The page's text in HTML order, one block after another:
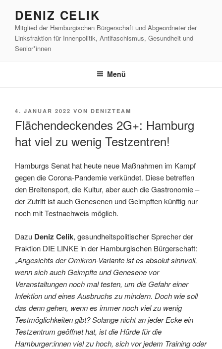
springen
DENIZ CELIK
Mitglied der Hamburgischen Bürgerschaft und Abgeordneter der
Linksfraktion für Innenpolitik, Antifaschismus, Gesundheit und
Senior*innen
Menü
VERÖFFENTLICHT
4. JANUAR 2022 VON DENIZTEAM
Flächendeckendes 2G+: Hamburg
hat viel zu wenig Testzentren!
Hamburgs Senat hat heute neue Maßnahmen im Kampf
gegen die Corona-Pandemie verkündet. Diese betreffen
den Breitensport, die Kultur, aber auch die Gastronomie –
der Zutritt ist auch Genesenen und Geimpften künftig nur
noch mit Testnachweis möglich.
Dazu Deniz Celik, gesundheitspolitischer Sprecher der
Fraktion DIE LINKE in der Hamburgischen Bürgerschaft:
„Angesichts der Omikron-Variante ist es absolut sinnvoll,
wenn sich auch Geimpfte und Genesene vor
Veranstaltungen noch mal testen, um die Gefahr einer
Infektion und eines Ausbruchs zu mindern. Doch wie soll
das denn gehen, wenn es immer noch viel zu wenig
Testmöglichkeiten gibt? Solange nicht an jeder Ecke ein
Testzentrum geöffnet hat, ist die Hürde für die
Hamburger:innen viel zu hoch, sich vor jedem Training oder